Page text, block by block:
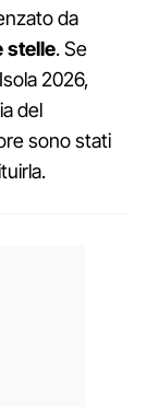
da
stelle. Se
2026,
del
sono stati